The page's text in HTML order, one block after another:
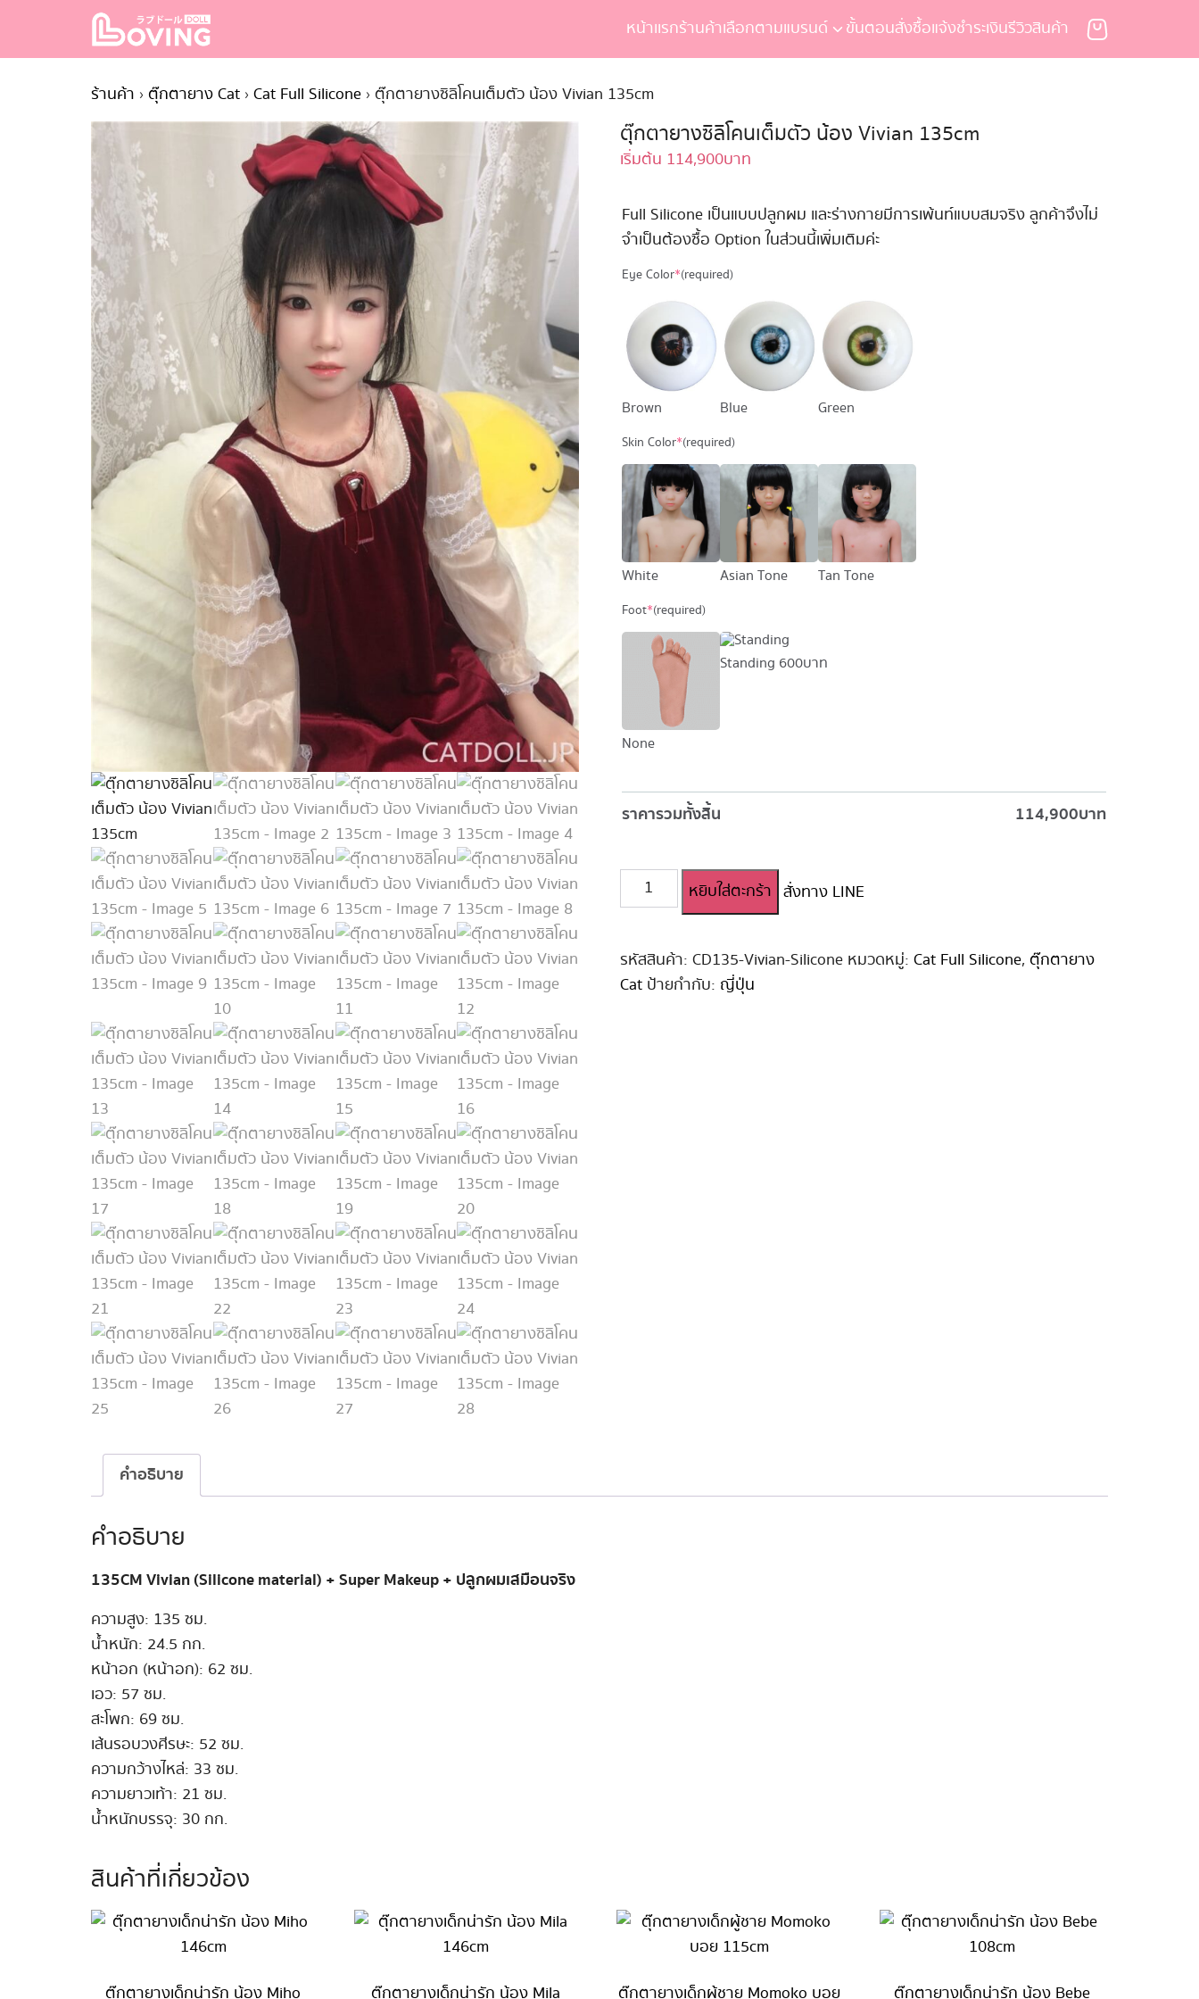
content
หน้าเเรกร้านค้าเลือกตามแบรนด์ ขั้นตอนสั่งซื้อแจ้งชำระเงินรีวิวสินค้า
for:
ร้านค้า › ตุ๊กตายาง Cat › Cat Full Silicone › ตุ๊กตายางซิลิโคนเต็มตัว น้อง Vivian 135cm
ตุ๊กตายางซิลิโคนเต็มตัว น้อง Vivian 135cm
เริ่มต้น 114,900บาท
Full Silicone เป็นแบบปลูกผม และร่างกายมีการเพ้นท์แบบสมจริง ลูกค้าจึงไม่
จำเป็นต้องซื้อ Option ในส่วนนี้เพิ่มเติมค่ะ
Eye Color*(required)
Brown Blue Green
Skin Color*(required)
White Asian Tone Tan Tone
Foot*(required)
None
Standing 600 บาท
ราคารวมทั้งสิ้น 114,900บาท
จำนวน
ตุ๊กตา
ลิ
โคน
หยิบใส่ตะกร้า สั่งทาง LINE
รหัสสินค้า: CD135-Vivian-Silicone หมวดหมู่: Cat Full Silicone, ตุ๊กตายาง
Cat ป้ายกำกับ: ญี่ปุ่น
คำอธิบาย
คำอธิบาย
135CM Vivian (Silicone material) + Super Makeup + ปลูกผมเสมือนจริง
ความสูง: 135 ซม.
น้ำหนัก: 24.5 กก.
หน้าอก (หน้าอก): 62 ซม.
เอว: 57 ซม.
สะโพก: 69 ซม.
เส้นรอบวงศีรษะ: 52 ซม.
ความกว้างไหล่: 33 ซม.
ความยาวเท้า: 21 ซม.
น้ำหนักบรรจุ: 30 กก.
สินค้าที่เกี่ยวข้อง
ตุ๊กตายางเด็กน่ารัก น้อง Miho ตุ๊กตายางเด็กน่ารัก น้อง Mila ตุ๊กตายางเด็กผู้ชาย Momoko บอย ตุ๊กตายางเด็กน่ารัก น้อง Bebe